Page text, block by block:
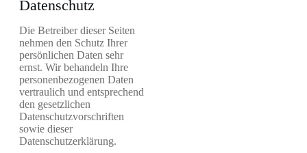
Datenschutz
Die Betreiber dieser Seiten
nehmen den Schutz Ihrer
persönlichen Daten sehr
ernst. Wir behandeln Ihre
personenbezogenen Daten
vertraulich und entsprechend
den gesetzlichen
Datenschutzvorschriften
sowie dieser
Datenschutzerklärung.